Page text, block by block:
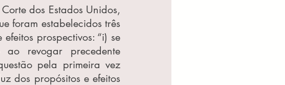
dos Estados Unidos,
foram estabelecidos três
prospectivos: “i) se
revogar precedente
pela primeira vez
dos propósitos e efeitos